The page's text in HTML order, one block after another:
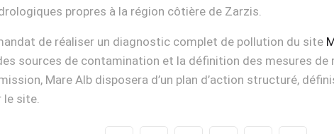
propres à la région côtière de Zarzis.
de réaliser un diagnostic complet de pollution du site
sources de contamination et la définition des mesures
Mare Alb disposera d’un plan d’action structuré,
le site.